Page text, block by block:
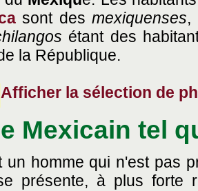
sont des mexiquenses,
étant des
la République.
Afficher la sélection de
Mexicain tel
un homme qui n'est pas
présente, à plus forte